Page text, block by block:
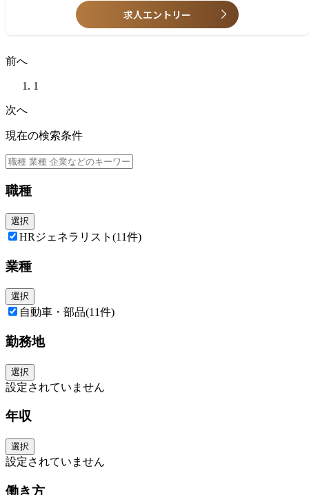
求人エントリー
前へ
1
次へ
現在の検索条件
職種
選択
HRジェネラリスト (11件)
業種
選択
自動車・部品(11件)
勤務地
選択
設定されていません
年収
選択
設定されていません
働き方